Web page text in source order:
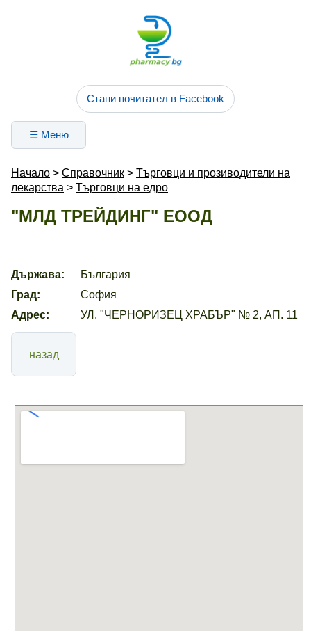
Стани почитател в Facebook
☰ Меню
Начало > Справочник > Търговци и прозиводители на
лекарства > Търговци на едро
"МЛД ТРЕЙДИНГ" ЕООД
Държава:
България
Град:
София
Адрес:
УЛ. "ЧЕРНОРИЗЕЦ ХРАБЪР" № 2, АП. 11
назад